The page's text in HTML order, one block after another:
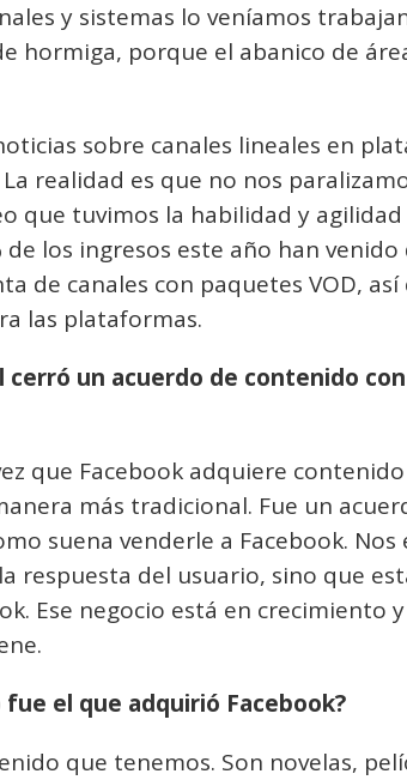
y sistemas lo veníamos
hormiga, porque el abanico de
sobre canales lineales en
realidad es que no nos
que tuvimos la habilidad y
de los ingresos este año han
de canales con paquetes VOD,
las plataformas.
un acuerdo de contenido
que Facebook adquiere
más tradicional. Fue un
suena venderle a Facebook.
respuesta del usuario, sino que
Ese negocio está en crecimiento
el que adquirió Facebook?
que tenemos. Son novelas,